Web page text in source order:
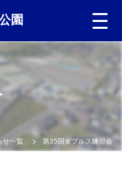
園
せ一覧 第35回ダブルス練習会